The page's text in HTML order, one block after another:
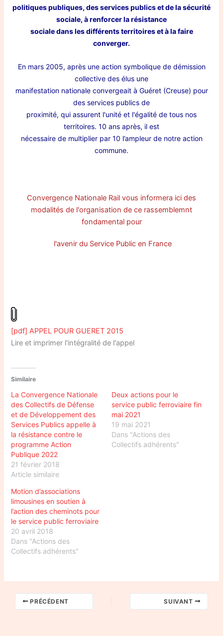
politiques publiques, des services publics et de la sécurité
sociale, à renforcer la résistance
sociale dans les différents territoires et à la faire
converger.
En mars 2005, après une action symbolique de démission
collective des élus une
manifestation nationale convergeait à Guéret (Creuse) pour
des services publics de
proximité, qui assurent l'unité et l'égalité de tous nos
territoires. 10 ans après, il est
nécessaire de multiplier par 10 l’ampleur de notre action
commune.
Convergence Nationale Rail vous informera ici des
modalités de l'organisation de ce rassemblemnt
fondamental pour
l'avenir du Service Public en France
[pdf] APPEL POUR GUERET 2015
Lire et imprimer l'intégralité de l'appel
Similaire
La Convergence Nationale
des Collectifs de Défense
et de Développement des
Services Publics appelle à
la résistance contre le
programme Action
Publique 2022
21 février 2018
Article similaire
Deux actions pour le
service public ferroviaire fin
mai 2021
19 mai 2021
Dans "Actions des
Collectifs adhérents"
Motion d’associations
limousines en soutien à
l’action des cheminots pour
le service public ferroviaire
20 avril 2018
Dans "Actions des
Collectifs adhérents"
PRÉCÉDENT SUIVANT